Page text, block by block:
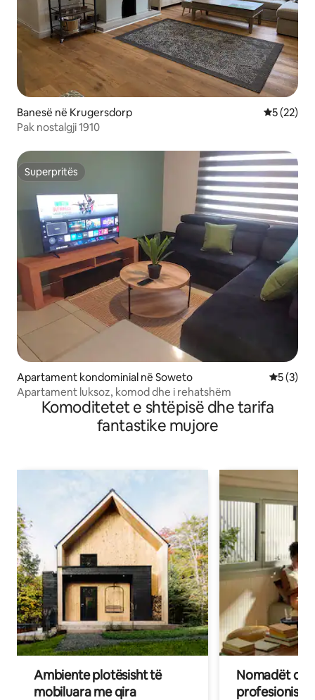
Banesë në Krugersdorp Vlerësimi
5 (22)
Pak nostalgji 1910
Superpritës
Superpritës
Apartament kondominial në Soweto
5 (3)
Apartament luksoz, komod dhe i rehatshëm
Komoditetet e shtëpisë dhe tarifa
fantastike mujore
Ambiente plotësisht të
mobiluara me qira
Nomadët